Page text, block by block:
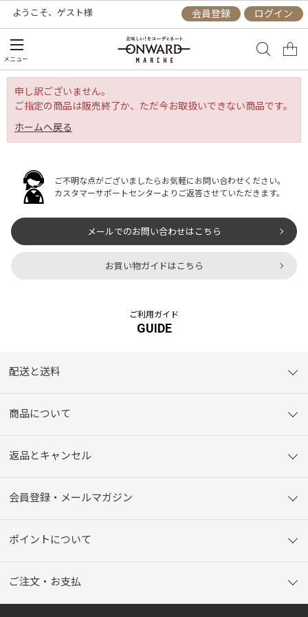
ようこそ、 ゲスト様 会員登録 ログイン
メニュー
申し訳ございません。
ご指定の商品は販売終了か、ただ今お取扱いできない商品です。
ホームへ戻る
ご不明な点がございましたらお気軽にお問い合わせください。
カスタマーサポートセンターよりご返答させていただきます。
メールでのお問い合わせはこちら
お買い物ガイドはこちら
ご利用ガイド
GUIDE
配送と送料
商品について
返品とキャンセル
会員登録・メールマガジン
ポイントについて
ご注文・お支払